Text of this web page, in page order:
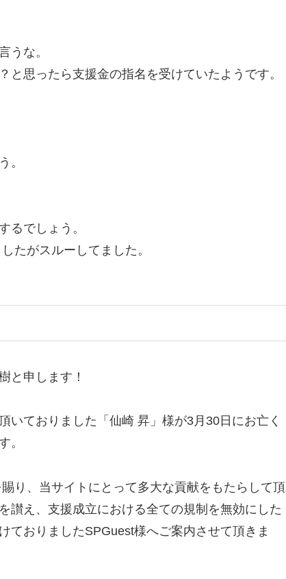
うな。
思ったら支援金の指名を受けていたようです。
。
るでしょう。
たがスルーしてました。
と申します！
いておりました「仙崎 昇」様が3月30日にお亡く
。
り、当サイトにとって多大な貢献をもたらして頂
讃え、支援成立における全ての規制を無効にした
おりましたSPGuest様へご案内させて頂きま